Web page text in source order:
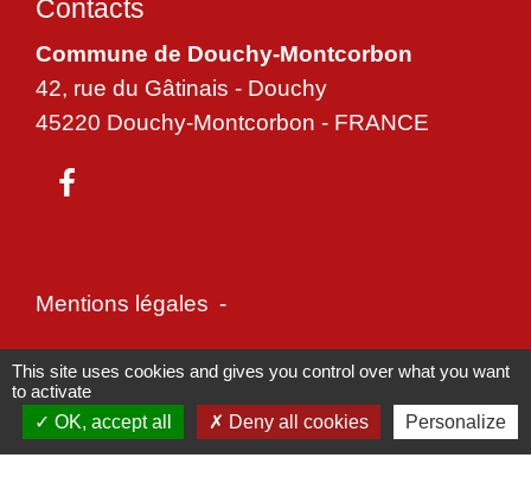
Contacts
Commune de Douchy-Montcorbon
42, rue du Gâtinais - Douchy
45220 Douchy-Montcorbon - FRANCE
Mentions légales -
Politique de confidentialité - Accessibilité -
Plan du site - Gestion des cookies
This site uses cookies and gives you control over what you want
to activate
OK, accept all
Deny all cookies Personalize